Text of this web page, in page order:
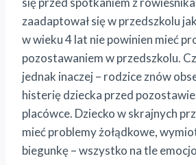
zaadaptował się w przedszkolu
w wieku 4 lat nie powinien mieć
pozostawaniem w przedszkolu.
jednak inaczej – rodzice znów
histerię dziecka przed
placówce. Dziecko w skrajnych
mieć problemy żołądkowe,
biegunkę – wszystko na tle